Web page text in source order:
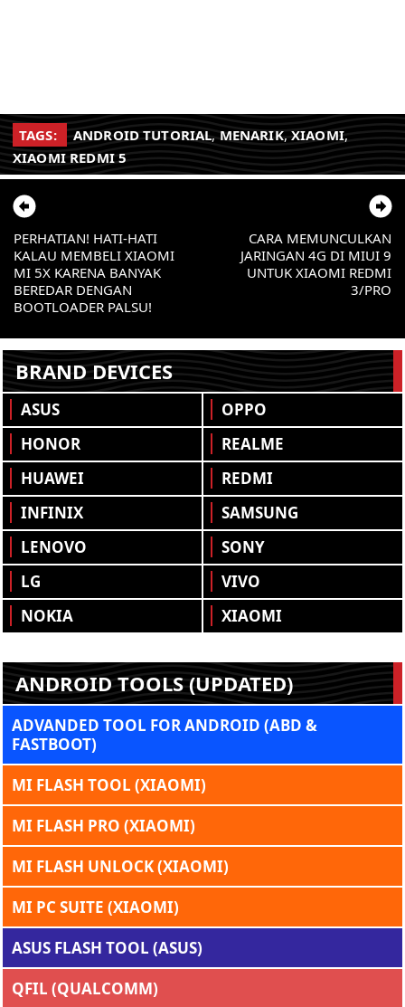
TAGS: ANDROID TUTORIAL, MENARIK, XIAOMI,
XIAOMI REDMI 5
CARA MEMUNCULKAN
JARINGAN 4G DI MIUI 9
UNTUK XIAOMI REDMI
3/PRO
PERHATIAN! HATI-HATI
KALAU MEMBELI XIAOMI
MI 5X KARENA BANYAK
BEREDAR DENGAN
BOOTLOADER PALSU!
BRAND DEVICES
ASUS
HONOR
HUAWEI
INFINIX
LENOVO
LG
NOKIA
OPPO
REALME
REDMI
SAMSUNG
SONY
VIVO
XIAOMI
ANDROID TOOLS (UPDATED)
ADVANDED TOOL FOR ANDROID (ABD &
FASTBOOT)
MI FLASH TOOL (XIAOMI)
MI FLASH PRO (XIAOMI)
MI FLASH UNLOCK (XIAOMI)
MI PC SUITE (XIAOMI)
ASUS FLASH TOOL (ASUS)
QFIL (QUALCOMM)